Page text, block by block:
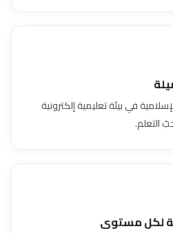
في بيئة تعليمية إلكترونية
التعلم.
لكل مستوى